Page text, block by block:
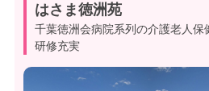
はさま徳洲苑
千葉徳洲会病院系列の介護老人
研修充実